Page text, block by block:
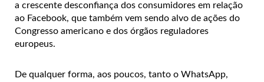
a crescente desconfiança dos consumidores em relação
ao Facebook, que também vem sendo alvo de ações do
Congresso americano e dos órgãos reguladores
europeus.
De qualquer forma, aos poucos, tanto o WhatsApp,